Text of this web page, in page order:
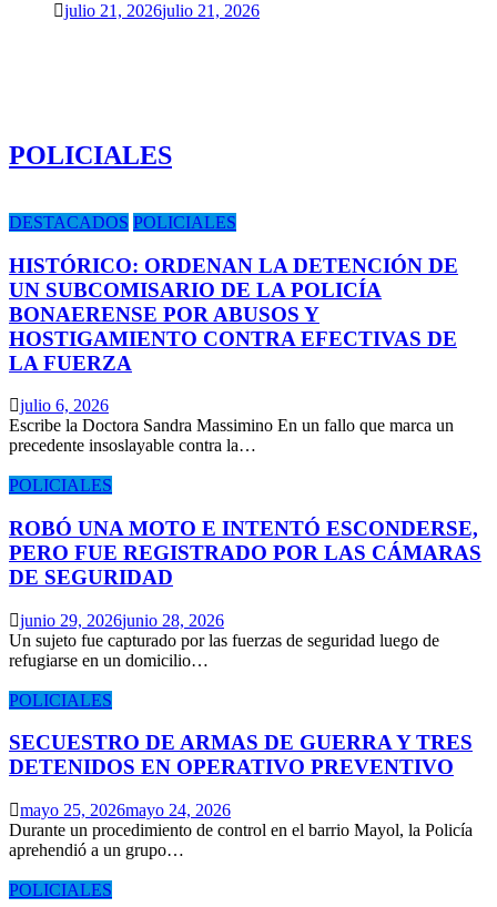
julio 21, 2026julio 21, 2026
POLICIALES
DESTACADOS POLICIALES
HISTÓRICO: ORDENAN LA DETENCIÓN DE
UN SUBCOMISARIO DE LA POLICÍA
BONAERENSE POR ABUSOS Y
HOSTIGAMIENTO CONTRA EFECTIVAS DE
LA FUERZA
julio 6, 2026
Escribe la Doctora Sandra Massimino En un fallo que marca un
precedente insoslayable contra la…
POLICIALES
ROBÓ UNA MOTO E INTENTÓ ESCONDERSE,
PERO FUE REGISTRADO POR LAS CÁMARAS
DE SEGURIDAD
junio 29, 2026junio 28, 2026
Un sujeto fue capturado por las fuerzas de seguridad luego de
refugiarse en un domicilio…
POLICIALES
SECUESTRO DE ARMAS DE GUERRA Y TRES
DETENIDOS EN OPERATIVO PREVENTIVO
mayo 25, 2026mayo 24, 2026
Durante un procedimiento de control en el barrio Mayol, la Policía
aprehendió a un grupo…
POLICIALES